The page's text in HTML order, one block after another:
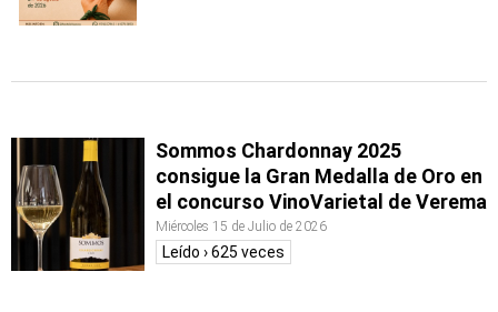
Sommos Chardonnay 2025
consigue la Gran Medalla de Oro en
el concurso VinoVarietal de Verema
Miércoles 15 de Julio de 2026
Leído › 625 veces